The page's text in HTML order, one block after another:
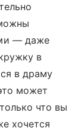
— даже
в
в драму
может
что вы
хочется